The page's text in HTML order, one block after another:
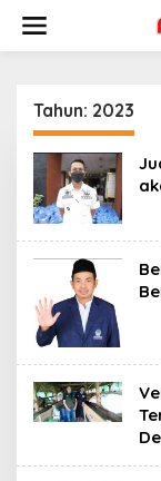
konten
Tahun: 2023